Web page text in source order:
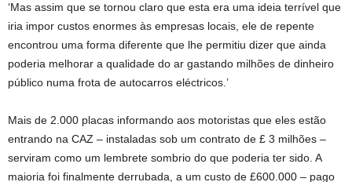
‘Mas assim que se tornou claro que esta era uma ideia terrível que
iria impor custos enormes às empresas locais, ele de repente
encontrou uma forma diferente que lhe permitiu dizer que ainda
poderia melhorar a qualidade do ar gastando milhões de dinheiro
público numa frota de autocarros eléctricos.’
Mais de 2.000 placas informando aos motoristas que eles estão
entrando na CAZ – instaladas sob um contrato de £ 3 milhões –
serviram como um lembrete sombrio do que poderia ter sido. A
maioria foi finalmente derrubada, a um custo de £600.000 – pago